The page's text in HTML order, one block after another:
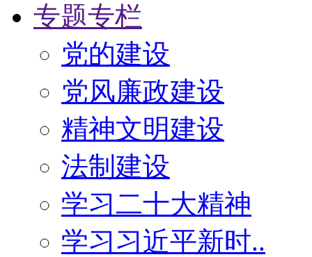
专题专栏
党的建设
党风廉政建设
精神文明建设
法制建设
学习二十大精神
学习习近平新时..